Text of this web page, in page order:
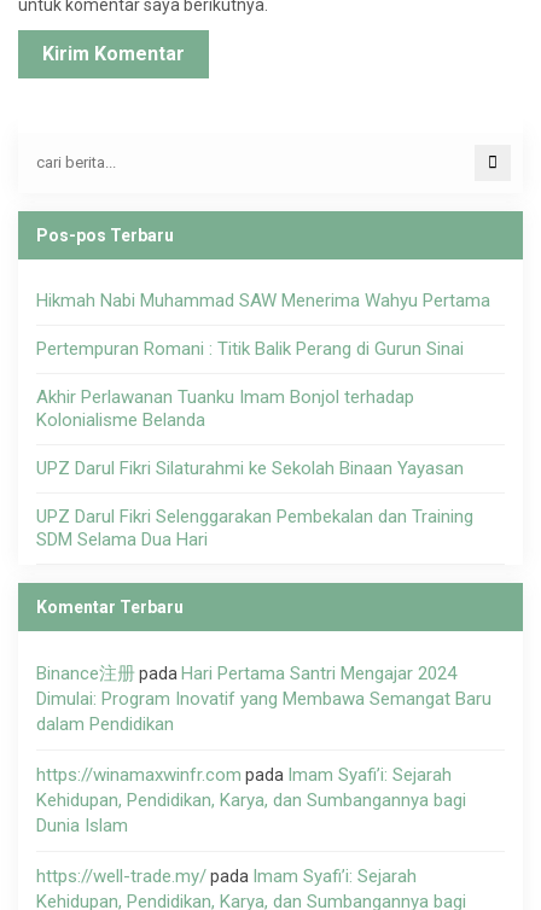
untuk komentar saya berikutnya.
Pos-pos Terbaru
Hikmah Nabi Muhammad SAW Menerima Wahyu Pertama
Pertempuran Romani : Titik Balik Perang di Gurun Sinai
Akhir Perlawanan Tuanku Imam Bonjol terhadap
Kolonialisme Belanda
UPZ Darul Fikri Silaturahmi ke Sekolah Binaan Yayasan
UPZ Darul Fikri Selenggarakan Pembekalan dan Training
SDM Selama Dua Hari
Komentar Terbaru
Binance注册pada Hari Pertama Santri Mengajar 2024
Dimulai: Program Inovatif yang Membawa Semangat Baru
dalam Pendidikan
https://winamaxwinfr.com pada Imam Syafi’i: Sejarah
Kehidupan, Pendidikan, Karya, dan Sumbangannya bagi
Dunia Islam
https://well-trade.my/pada Imam Syafi’i: Sejarah
Kehidupan, Pendidikan, Karya, dan Sumbangannya bagi